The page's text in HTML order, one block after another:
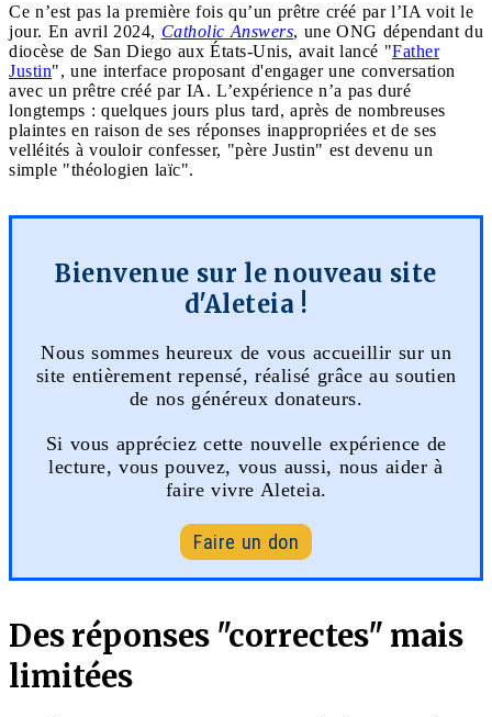
Ce n’est pas la première fois qu’un prêtre créé par l’IA voit le
jour. En avril 2024, Catholic Answers, une ONG dépendant du
diocèse de San Diego aux États-Unis, avait lancé "Father
Justin", une interface proposant d'engager une conversation
avec un prêtre créé par IA. L’expérience n’a pas duré
longtemps : quelques jours plus tard, après de nombreuses
plaintes en raison de ses réponses inappropriées et de ses
velléités à vouloir confesser, "père Justin" est devenu un
simple "théologien laïc".
Bienvenue sur le nouveau site
d'Aleteia !
Nous sommes heureux de vous accueillir sur un
site entièrement repensé, réalisé grâce au soutien
de nos généreux donateurs.
Si vous appréciez cette nouvelle expérience de
lecture, vous pouvez, vous aussi, nous aider à
faire vivre Aleteia.
Faire un don
Des réponses "correctes" mais
limitées